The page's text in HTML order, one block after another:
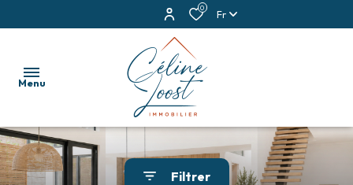
0 Fr
Menu
accueil
Filtrer